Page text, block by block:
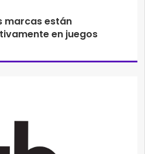
marcas están
en juegos